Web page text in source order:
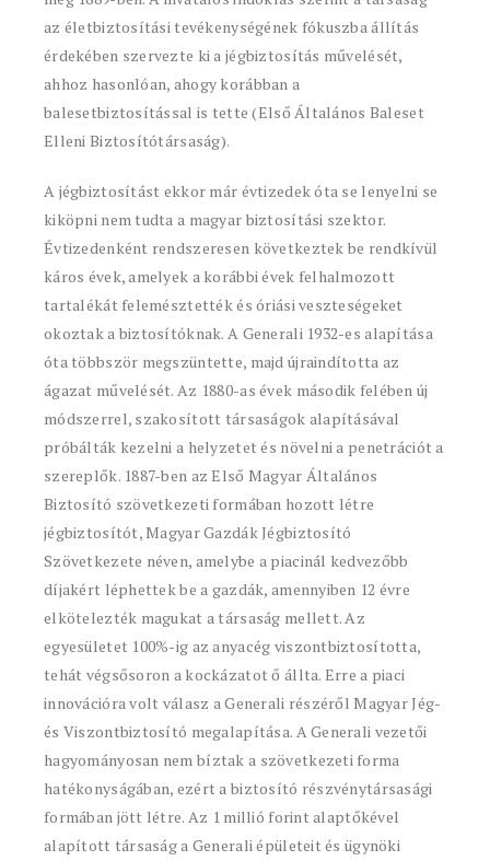
az életbiztosítási tevékenységének fókuszba állítás
érdekében szervezte ki a jégbiztosítás művelését,
ahhoz hasonlóan, ahogy korábban a
balesetbiztosítással is tette (Első Általános Baleset
Elleni Biztosítótársaság).
A jégbiztosítást ekkor már évtizedek óta se lenyelni se
kiköpni nem tudta a magyar biztosítási szektor.
Évtizedenként rendszeresen következtek be rendkívül
káros évek, amelyek a korábbi évek felhalmozott
tartalékát felemésztették és óriási veszteségeket
okoztak a biztosítóknak. A Generali 1932-es alapítása
óta többször megszüntette, majd újraindította az
ágazat művelését. Az 1880-as évek második felében új
módszerrel, szakosított társaságok alapításával
próbálták kezelni a helyzetet és növelni a penetrációt a
szereplők. 1887-ben az Első Magyar Általános
Biztosító szövetkezeti formában hozott létre
jégbiztosítót, Magyar Gazdák Jégbiztosító
Szövetkezete néven, amelybe a piacinál kedvezőbb
díjakért léphettek be a gazdák, amennyiben 12 évre
elkötelezték magukat a társaság mellett. Az
egyesületet 100%-ig az anyacég viszontbiztosította,
tehát végsősoron a kockázatot ő állta. Erre a piaci
innovációra volt válasz a Generali részéről Magyar Jég-
és Viszontbiztosító megalapítása. A Generali vezetői
hagyományosan nem bíztak a szövetkezeti forma
hatékonyságában, ezért a biztosító részvénytársasági
formában jött létre. Az 1 millió forint alaptőkével
alapított társaság a Generali épületeit és ügynöki